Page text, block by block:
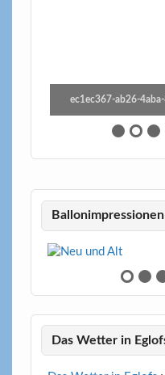
ec1ec367-ab26-
Ballonimpressionen
Das Wetter in